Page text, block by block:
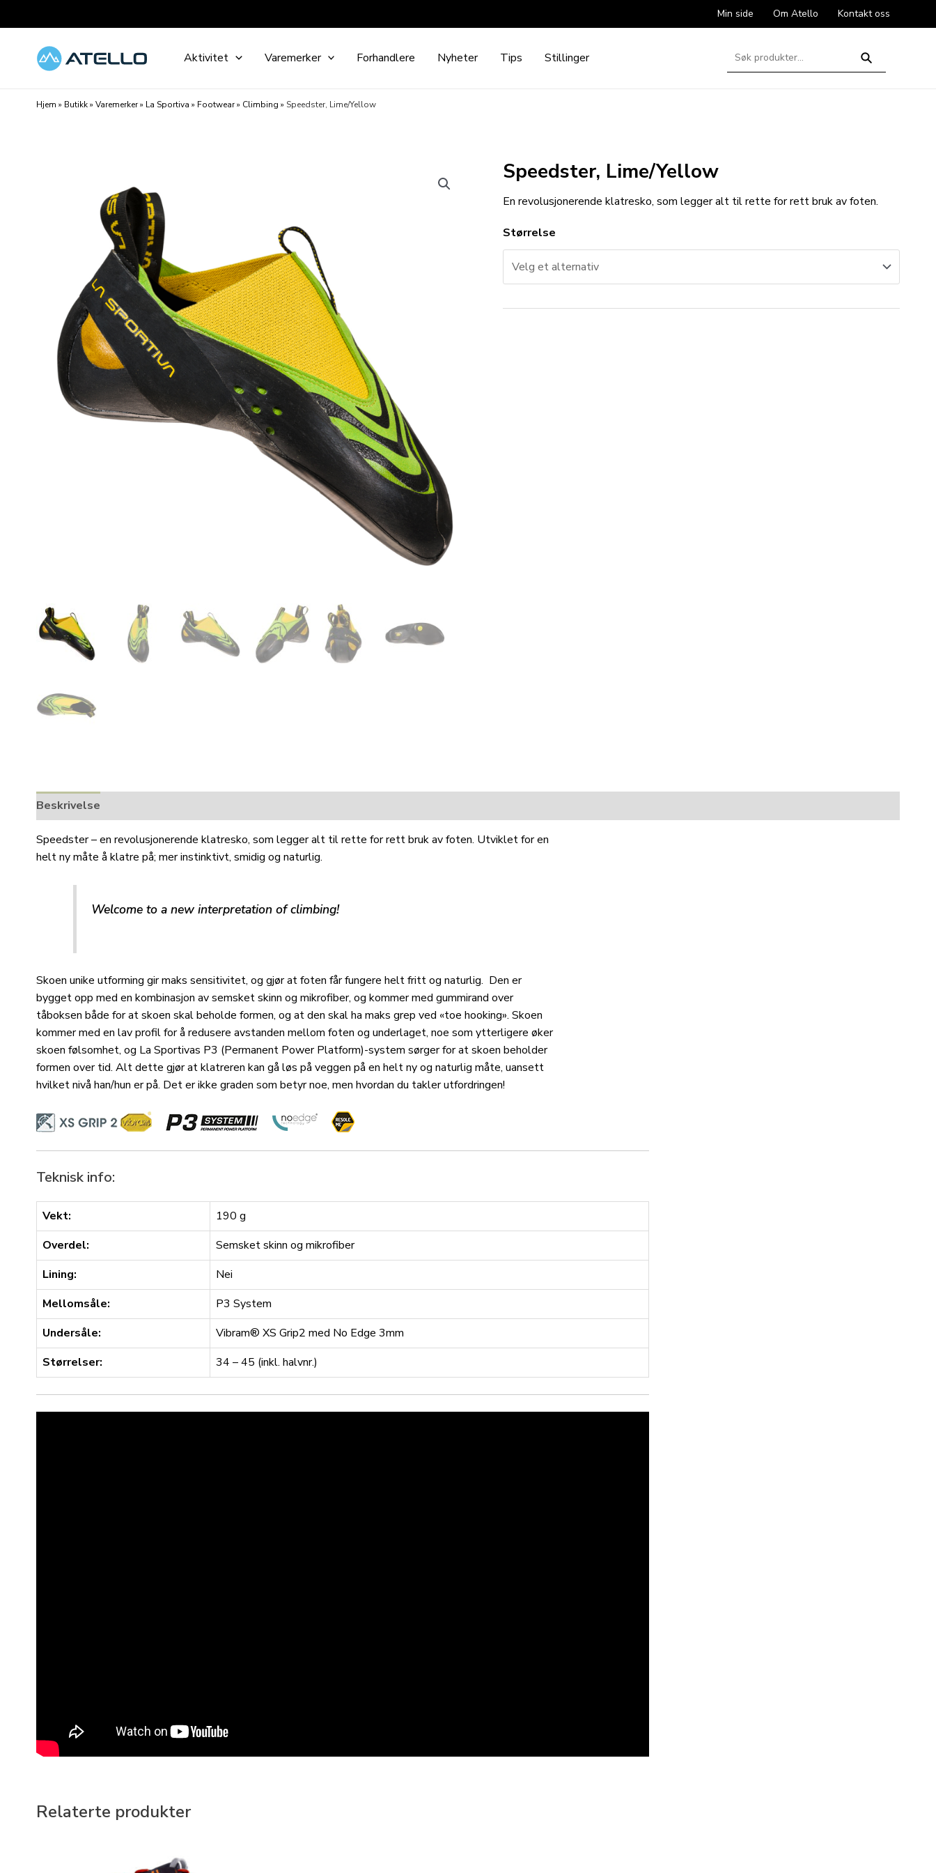
rett
innholdet
Min side Om Atello Kontakt oss
Aktivitet Varemerker Forhandlere Nyheter Tips Stillinger
Søk
Hjem » Butikk» Varemerker» La Sportiva » Footwear» Climbing » Speedster, Lime/Yellow
Speedster, Lime/Yellow
En revolusjonerende klatresko, som legger alt til rette for rett bruk av foten.
Størrelse
Beskrivelse
Speedster – en revolusjonerende klatresko, som legger alt til rette for rett bruk av foten. Utviklet for en
helt ny måte å klatre på; mer instinktivt, smidig og naturlig.
Welcome to a new interpretation of climbing!
Skoen unike utforming gir maks sensitivitet, og gjør at foten får fungere helt fritt og naturlig. Den er
bygget opp med en kombinasjon av semsket skinn og mikrofiber, og kommer med gummirand over
tåboksen både for at skoen skal beholde formen, og at den skal ha maks grep ved «toe hooking». Skoen
kommer med en lav profil for å redusere avstanden mellom foten og underlaget, noe som ytterligere øker
skoen følsomhet, og La Sportivas P3 (Permanent Power Platform)-system sørger for at skoen beholder
formen over tid. Alt dette gjør at klatreren kan gå løs på veggen på en helt ny og naturlig måte, uansett
hvilket nivå han/hun er på. Det er ikke graden som betyr noe, men hvordan du takler utfordringen!
Teknisk info:
Vekt:
190 g
Overdel:
Semsket skinn og mikrofiber
Lining:
Nei
Mellomsåle:
P3 System
Undersåle:
Vibram® XS Grip2 med No Edge 3mm
Størrelser:
34 – 45 (inkl. halvnr.)
Relaterte produkter